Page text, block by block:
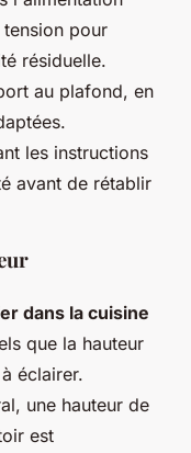
pour
résiduelle.
au plafond, en
les instructions
avant de rétablir
dans la cuisine
que la hauteur
éclairer.
une hauteur de
est